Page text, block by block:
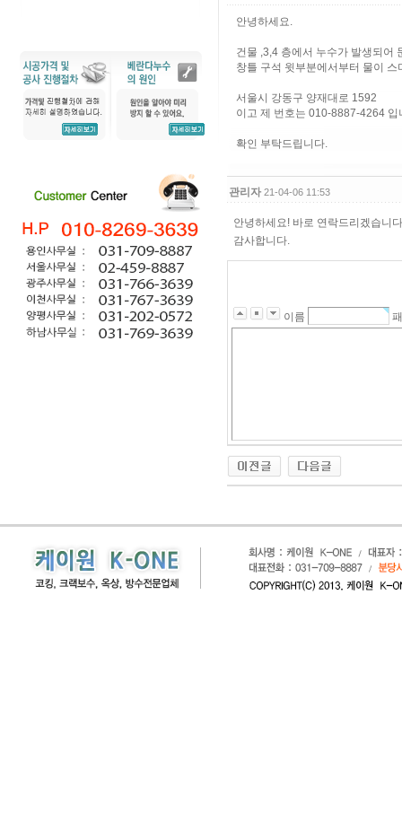
안녕하세요.
건물 ,3,4 층에서 누수가 발생되어
창틀 구석 윗부분에서부터 물이 스
서울시 강동구 양재대로 1592
이고 제 번호는 010-8887-4264 입
확인 부탁드립니다.
관리자 21-04-06 11:53
안녕하세요! 바로 연락드리겠습니
감사합니다.
이름